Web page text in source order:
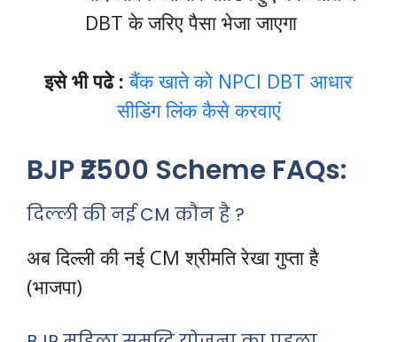
DBT के जरिए पैसा भेजा जाएगा
इसे भी पढे : बैंक खाते को NPCI DBT आधार
सीडिंग लिंक कैसे करवाएं
BJP ₹2500 Scheme FAQs:
दिल्ली की नई CM कौन है ?
अब दिल्ली की नई CM श्रीमति रेखा गुप्ता है
(भाजपा)